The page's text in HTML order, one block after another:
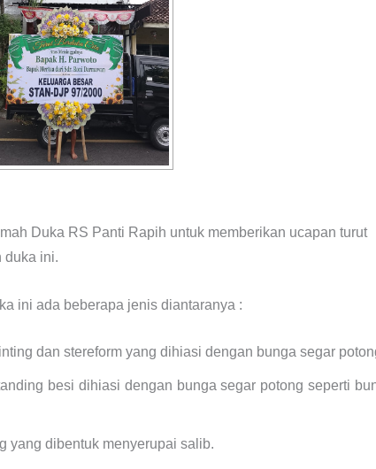
Duka RS Panti Rapih untuk memberikan ucapan turut
duka ini.
ini ada beberapa jenis diantaranya :
dan stereform yang dihiasi dengan bunga segar
besi dihiasi dengan bunga segar potong seperti
yang dibentuk menyerupai salib.